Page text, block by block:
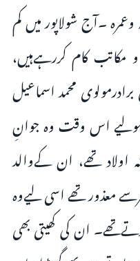
۔آج شولاپور میں کم
کام کررہےہیں،
محمد اسماعیل
اس وقت وہ جوانِ
اولاد تھے، ان کےوالد
معذور تھے اسی لیےوہ
ان کی کھیتی بھی